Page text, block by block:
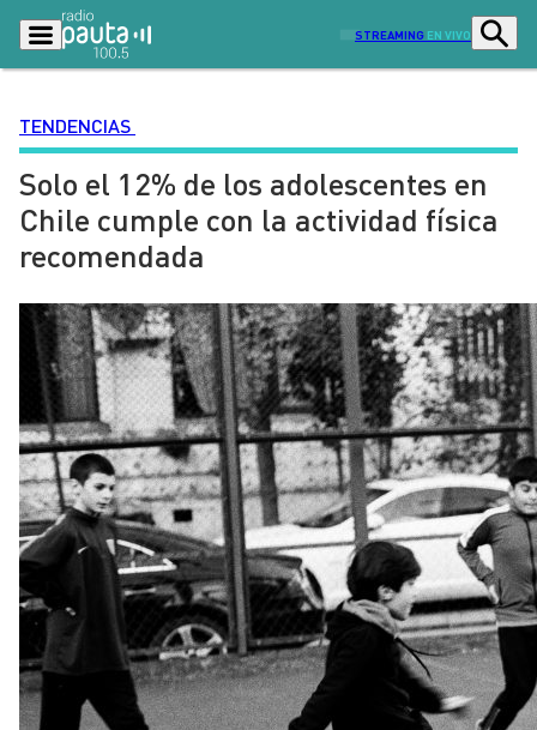
STREAMING EN VIVO
Podcasts Programas
Lo Último Actualidad
Ciudad
Radio en vivo Sostenibilidad
Tendencias Deportes
Entretención y Cultura Opinión
Dato en Pauta Señal 2
Contenido Patrocinado
TENDENCIAS
Solo el 12% de los adolescentes en
Chile cumple con la actividad física
recomendada